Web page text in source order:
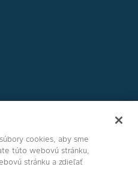
cookies, aby sme
túto webovú stránku,
stránku a zdieľať